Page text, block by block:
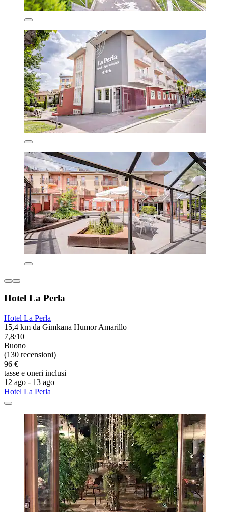
Hotel La Perla
Hotel La Perla
15,4 km da Gimkana Humor Amarillo
7,8/10
Buono
(130 recensioni)
96 €
tasse e oneri inclusi
12 ago - 13 ago
Hotel La Perla